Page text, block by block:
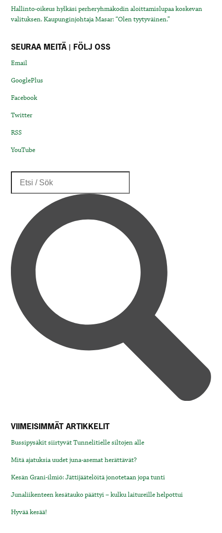
Hallinto-oikeus hylkäsi perheryhmäkodin aloittamislupaa koskevan
valituksen. Kaupunginjohtaja Masar: “Olen tyytyväinen.”
SEURAA MEITÄ | FÖLJ OSS
Email
GooglePlus
Facebook
Twitter
RSS
YouTube
VIIMEISIMMÄT ARTIKKELIT
Bussipysäkit siirtyvät Tunnelitielle siltojen alle
Mitä ajatuksia uudet juna-asemat herättävät?
Kesän Grani-ilmiö: Jättijäätelöitä jonotetaan jopa tunti
Junaliikenteen kesätauko päättyi – kulku laitureille helpottui
Hyvää kesää!